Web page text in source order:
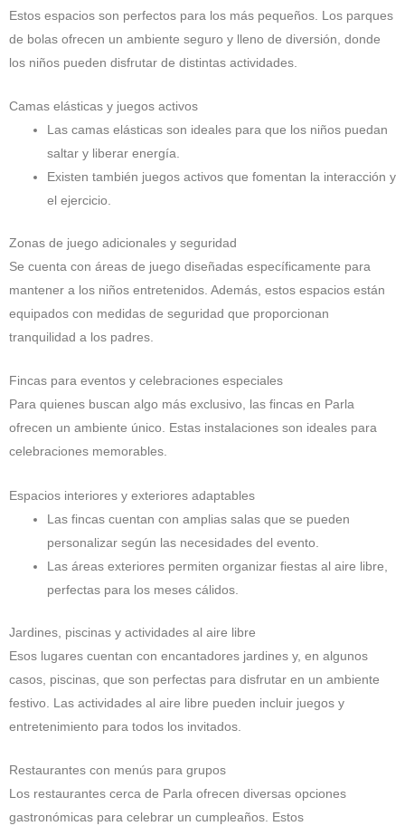
Estos espacios son perfectos para los más pequeños. Los parques
de bolas ofrecen un ambiente seguro y lleno de diversión, donde
los niños pueden disfrutar de distintas actividades.
Camas elásticas y juegos activos
Las camas elásticas son ideales para que los niños puedan
saltar y liberar energía.
Existen también juegos activos que fomentan la interacción y
el ejercicio.
Zonas de juego adicionales y seguridad
Se cuenta con áreas de juego diseñadas específicamente para
mantener a los niños entretenidos. Además, estos espacios están
equipados con medidas de seguridad que proporcionan
tranquilidad a los padres.
Fincas para eventos y celebraciones especiales
Para quienes buscan algo más exclusivo, las fincas en Parla
ofrecen un ambiente único. Estas instalaciones son ideales para
celebraciones memorables.
Espacios interiores y exteriores adaptables
Las fincas cuentan con amplias salas que se pueden
personalizar según las necesidades del evento.
Las áreas exteriores permiten organizar fiestas al aire libre,
perfectas para los meses cálidos.
Jardines, piscinas y actividades al aire libre
Esos lugares cuentan con encantadores jardines y, en algunos
casos, piscinas, que son perfectas para disfrutar en un ambiente
festivo. Las actividades al aire libre pueden incluir juegos y
entretenimiento para todos los invitados.
Restaurantes con menús para grupos
Los restaurantes cerca de Parla ofrecen diversas opciones
gastronómicas para celebrar un cumpleaños. Estos